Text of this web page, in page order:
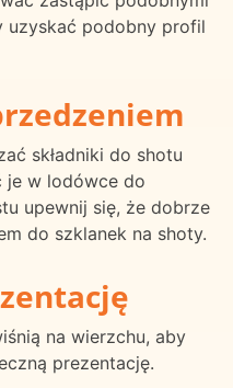
uzyskać podobny profil
składniki do shotu
je w lodówce do
upewnij się, że dobrze
do szklanek na shoty.
na wierzchu, aby
prezentację.